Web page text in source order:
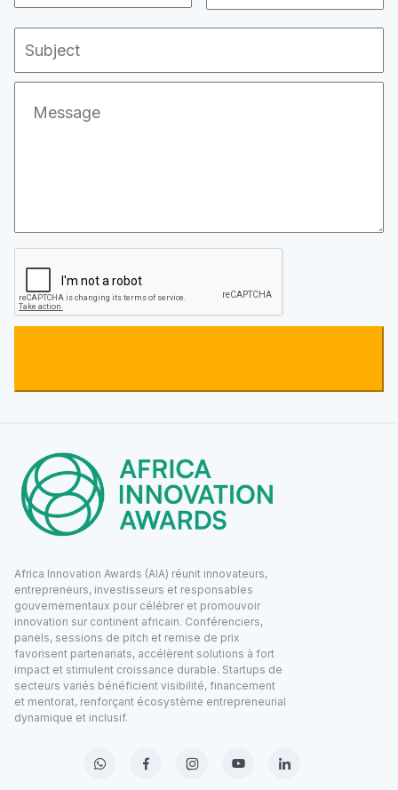
Africa Innovation Awards (AIA) réunit innovateurs,
entrepreneurs, investisseurs et responsables
gouvernementaux pour célébrer et promouvoir
innovation sur continent africain. Conférenciers,
panels, sessions de pitch et remise de prix
favorisent partenariats, accélèrent solutions à fort
impact et stimulent croissance durable. Startups de
secteurs variés bénéficient visibilité, financement
et mentorat, renforçant écosystème entrepreneurial
dynamique et inclusif.